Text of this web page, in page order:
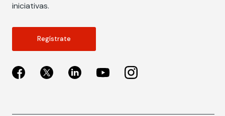
iniciativas.
Regístrate